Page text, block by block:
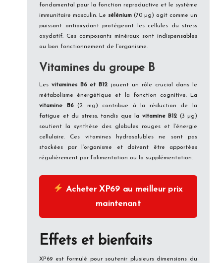
fondamental pour la fonction reproductive et le système
immunitaire masculin. Le sélénium (70 µg) agit comme un
puissant antioxydant protégeant les cellules du stress
oxydatif. Ces composants minéraux sont indispensables
au bon fonctionnement de l’organisme.
Vitamines du groupe B
Lesvitamines B6 et B12 jouent un rôle crucial dans le
métabolisme énergétique et la fonction cognitive. La
vitamine B6(2 mg) contribue à la réduction de la
fatigue et du stress, tandis que la vitamine B12 (3 µg)
soutient la synthèse des globules rouges et l’énergie
cellulaire. Ces vitamines hydrosolubles ne sont pas
stockées par l’organisme et doivent être apportées
régulièrement par l’alimentation ou la supplémentation.
Acheter XP69 au meilleur prix
maintenant
Effets et bienfaits
XP69 est formulé pour soutenir plusieurs dimensions du